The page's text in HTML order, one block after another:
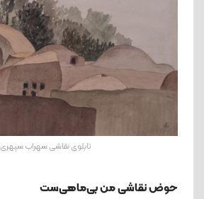
تابلوی نقاشی سهراب سپهری
حوض نقاشی من بی‌ماهی‌ست